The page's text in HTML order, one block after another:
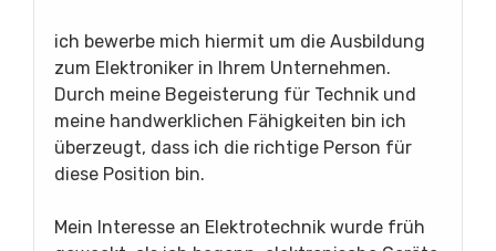
ich bewerbe mich hiermit um die Ausbildung
zum Elektroniker in Ihrem Unternehmen.
Durch meine Begeisterung für Technik und
meine handwerklichen Fähigkeiten bin ich
überzeugt, dass ich die richtige Person für
diese Position bin.
Mein Interesse an Elektrotechnik wurde früh